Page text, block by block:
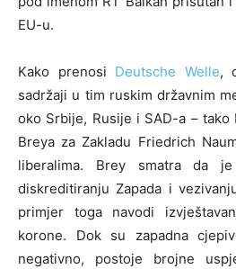
EU-u.
Kako prenosi Deutsche Welle,
sadržaji u tim ruskim državnim
oko Srbije, Rusije i SAD-a –
Breya za Zakladu Friedrich
liberalima. Brey smatra da
diskreditiranju Zapada i
primjer toga navodi
korone. Dok su zapadna
negativno, postoje brojne